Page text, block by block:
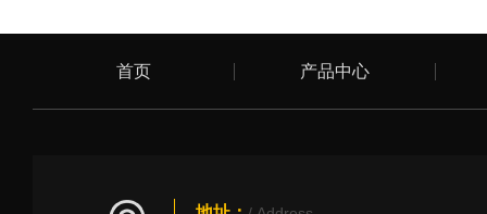
首页 产品中心